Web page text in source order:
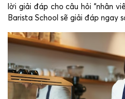
lời giải đáp cho câu hỏi “nhân
Barista School sẽ giải đáp ngay